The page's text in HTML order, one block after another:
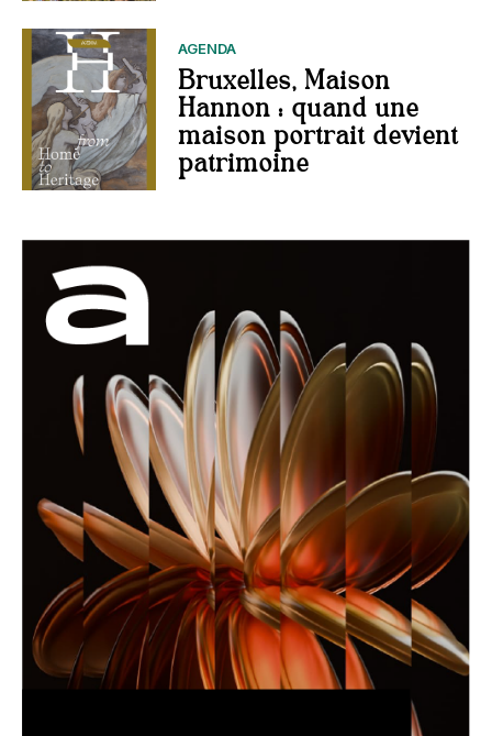
AGENDA
Bruxelles, Maison
Hannon : quand une
maison portrait devient
patrimoine